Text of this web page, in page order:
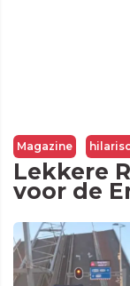
Magazine
Lekkere
voor de